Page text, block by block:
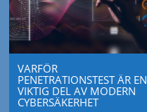
VARFÖR
PENETRATIONSTEST ÄR EN
VIKTIG DEL AV MODERN
CYBERSÄKERHET